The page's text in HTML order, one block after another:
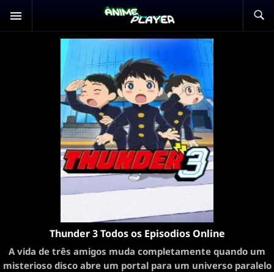
Thunder 3 Todos os Episodios Online
A vida de três amigos muda completamente quando um
misterioso disco abre um portal para um universo paralelo